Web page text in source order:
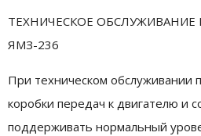
ТЕХНИЧЕСКОЕ ОБСЛУЖИВАНИЕ
ЯМЗ-236
При техническом обслуживании
коробки передач к двигателю и
поддерживать нормальный